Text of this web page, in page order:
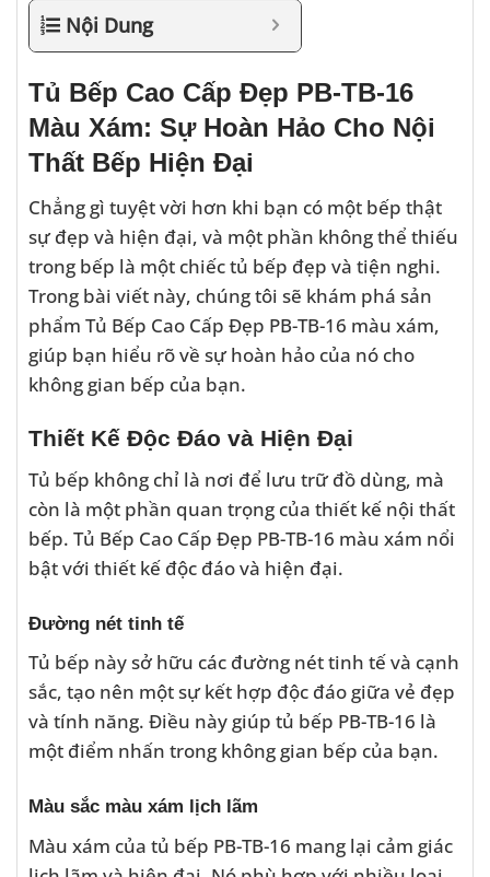
Nội Dung
Tủ Bếp Cao Cấp Đẹp PB-TB-16
Màu Xám: Sự Hoàn Hảo Cho Nội
Thất Bếp Hiện Đại
Chẳng gì tuyệt vời hơn khi bạn có một bếp thật
sự đẹp và hiện đại, và một phần không thể thiếu
trong bếp là một chiếc tủ bếp đẹp và tiện nghi.
Trong bài viết này, chúng tôi sẽ khám phá sản
phẩm Tủ Bếp Cao Cấp Đẹp PB-TB-16 màu xám,
giúp bạn hiểu rõ về sự hoàn hảo của nó cho
không gian bếp của bạn.
Thiết Kế Độc Đáo và Hiện Đại
Tủ bếp không chỉ là nơi để lưu trữ đồ dùng, mà
còn là một phần quan trọng của thiết kế nội thất
bếp. Tủ Bếp Cao Cấp Đẹp PB-TB-16 màu xám nổi
bật với thiết kế độc đáo và hiện đại.
Đường nét tinh tế
Tủ bếp này sở hữu các đường nét tinh tế và cạnh
sắc, tạo nên một sự kết hợp độc đáo giữa vẻ đẹp
và tính năng. Điều này giúp tủ bếp PB-TB-16 là
một điểm nhấn trong không gian bếp của bạn.
Màu sắc màu xám lịch lãm
Màu xám của tủ bếp PB-TB-16 mang lại cảm giác